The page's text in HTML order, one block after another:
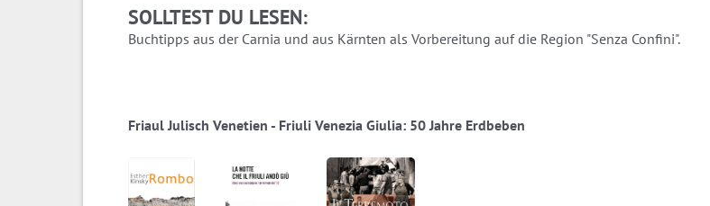
SOLLTEST DU LESEN:
Buchtipps aus der Carnia und aus Kärnten als Vorbereitung auf die Region "Senza Confini".
Friaul Julisch Venetien - Friuli Venezia Giulia: 50 Jahre Erdbeben